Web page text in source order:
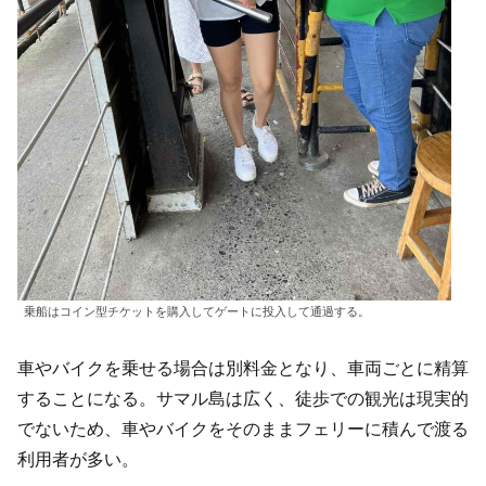
乗船はコイン型チケットを購入してゲートに投入して通過する。
車やバイクを乗せる場合は別料金となり、車両ごとに精算
することになる。サマル島は広く、徒歩での観光は現実的
でないため、車やバイクをそのままフェリーに積んで渡る
利用者が多い。